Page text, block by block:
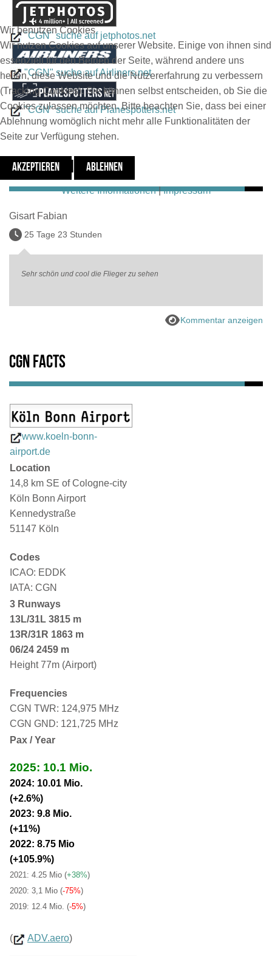
"CGN" suche auf jetphotos.net
"CGN" suche auf Airliners.net
"CGN" suche auf Planespotters.net
Letzte Kommentare
Gisart Fabian
25 Tage 23 Stunden
Sehr schön und cool die Flieger zu sehen
Kommentar anzeigen
CGN Facts
www.koeln-bonn-
airport.de
Location
14,8 km SE of Cologne-city
Köln Bonn Airport
Kennedystraße
51147 Köln
Codes
ICAO: EDDK
IATA: CGN
3 Runways
13L/31L 3815 m
13R/31R 1863 m
06/24 2459 m
Height 77m (Airport)
Frequencies
CGN TWR: 124,975 MHz
CGN GND: 121,725 MHz
Pax / Year
2025: 10.1 Mio.
2024: 10.01 Mio.
(+2.6%)
2023: 9.8 Mio.
(+11%)
2022: 8.75 Mio
(+105.9%)
2021: 4.25 Mio (+38%)
2020: 3,1 Mio (-75%)
2019: 12.4 Mio. (-5%)
( ADV.aero)
Wir benutzen Cookies
Wir nutzen Cookies auf unserer Website. Einige von ihnen sind
essenziell für den Betrieb der Seite, während andere uns
helfen, diese Website und die Nutzererfahrung zu verbessern
(Tracking Cookies). Sie können selbst entscheiden, ob Sie die
Cookies zulassen möchten. Bitte beachten Sie, dass bei einer
Ablehnung womöglich nicht mehr alle Funktionalitäten der
Seite zur Verfügung stehen.
AKZEPTIEREN ABLEHNEN
Weitere Informationen|Impressum